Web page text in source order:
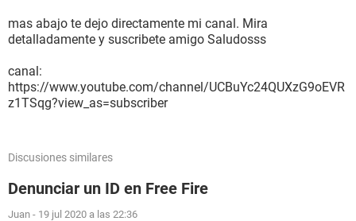
mas abajo te dejo directamente mi canal. Mira
detalladamente y suscribete amigo Saludosss
canal:
https://www.youtube.com/channel/UCBuYc24QUXzG9oEVR
z1TSqg?view_as=subscriber
Discusiones similares
Denunciar un ID en Free Fire
Juan - 19 jul 2020 a las 22:36